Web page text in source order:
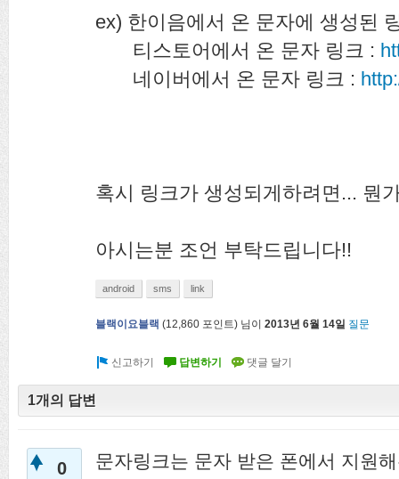
ex) 한이음에서 온 문자에 생성된
티스토어에서 온 문자 링크 :
네이버에서 온 문자 링크 :
혹시 링크가 생성되게하려면... 뭔
아시는분 조언 부탁드립니다!!
android sms link
블랙이요블랙 (12,860 포인트) 님이 2013년 6월 14일 질문
1개의 답변
0 문자링크는 문자 받은 폰에서 지원